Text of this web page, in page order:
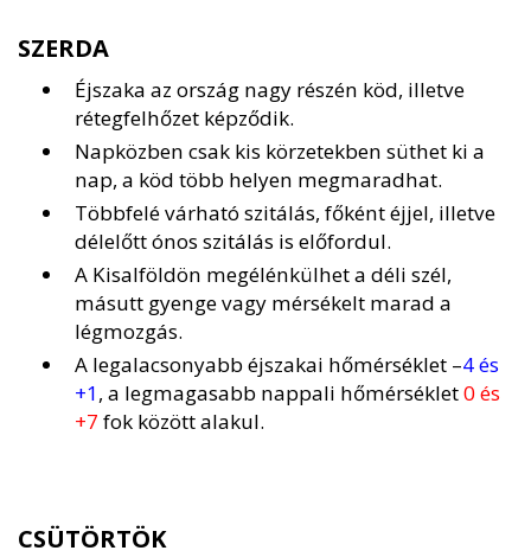
SZERDA
Éjszaka az ország nagy részén köd, illetve
rétegfelhőzet képződik.
Napközben csak kis körzetekben süthet ki a
nap, a köd több helyen megmaradhat.
Többfelé várható szitálás, főként éjjel, illetve
délelőtt ónos szitálás is előfordul.
A Kisalföldön megélénkülhet a déli szél,
másutt gyenge vagy mérsékelt marad a
légmozgás.
A legalacsonyabb éjszakai hőmérséklet –4 és
+1, a legmagasabb nappali hőmérséklet0 és
+7 fok között alakul.
CSÜTÖRTÖK